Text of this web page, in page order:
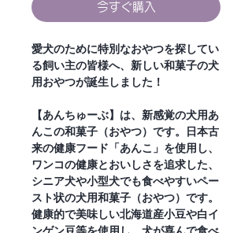
今すぐ購入
愛犬のために特別なおやつを探してい
る飼い主の皆様へ、新しい和菓子の犬
用おやつが誕生しました！
【あんちゅーぶ】は、新感覚の犬用あ
んこの和菓子（おやつ）です。日本古
来の健康フード「あんこ」を使用し、
ワンコの健康とおいしさを追求した、
シニア犬や小型犬でも食べやすいペー
スト状の犬用和菓子（おやつ）です。
健康的で美味しい北海道産小豆や白イ